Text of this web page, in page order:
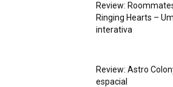
Review:
Ringing Hearts –
interativa
Review: Astro
espacial